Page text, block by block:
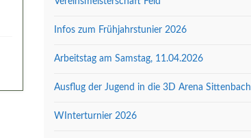
Infos zum Frühjahrstunier 2026
Arbeitstag am Samstag, 11.04.2026
Ausflug der Jugend in die 3D Arena Sittenbach
WInterturnier 2026